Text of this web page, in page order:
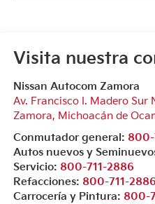
Visita nuestra
Nissan Autocom Zamora
Av. Francisco I. Madero Sur
Zamora, Michoacán de
Conmutador general: 800-
Autos nuevos y
Servicio: 800-711-2886
Refacciones: 800-711-2886
Carrocería y Pintura: 800-